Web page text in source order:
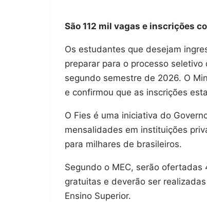
São 112 mil vagas e inscrições
Os estudantes que desejam
preparar para o processo
segundo semestre de 2026. O
e confirmou que as inscrições
O Fies é uma iniciativa do
mensalidades em instituições
para milhares de brasileiros.
Segundo o MEC, serão
gratuitas e deverão ser
Ensino Superior.